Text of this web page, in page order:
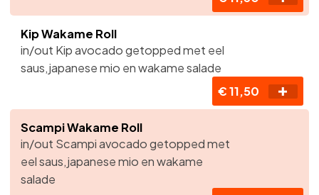
Kip Wakame Roll
in/out Kip avocado getopped met eel
saus,japanese mio en wakame salade
€ 11,50
Scampi Wakame Roll
in/out Scampi avocado getopped met
eel saus,japanese mio en wakame
salade